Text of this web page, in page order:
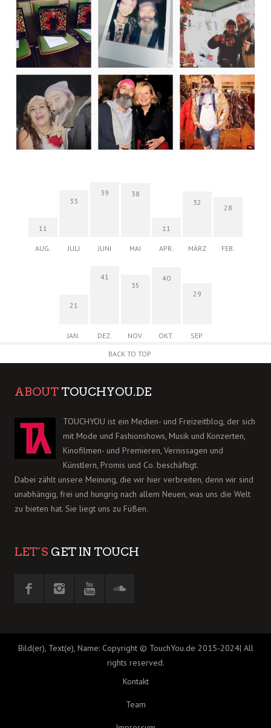
11
AUG.
33
JULI
39
JUNI
38
MAI
11
APR.
32
MÄRZ
28
FEB.
21
JAN.
41
DEZ.
35
NOV.
40
OKT.
29
SEP.
BACK TO TOP
ABOUT TOUCHYOU.DE
TOUCHYOU ist ein Medien- und Freizeitblog, der sich
mit Mode und Fashionshows, Musik und Konzerten,
Kinofilmen- und Premieren, Vernissagen und
Künstlern, Promis und Co. beschäftigt.
Dabei zählt unsere Meinung, die wir hier verbreiten, denn wir sind
unabhängig, frei und hungrig nach allem Neuen, was uns die Welt
zu bieten hat. Sie liegt uns zu Füßen.
LET´S GET IN TOUCH
Bild(er), Text(e), Name: Copyright © TouchYou.de 2015-2024| All
rights reserved.
Kontakt
Team